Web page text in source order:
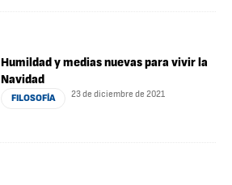
Humildad y medias nuevas para vivir la
Navidad
FILOSOFÍA 23 de diciembre de 2021